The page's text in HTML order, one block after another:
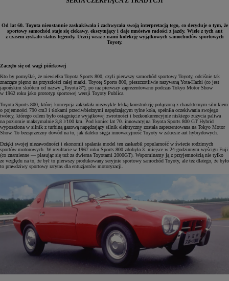
Od lat 60. Toyota nieustannie zaskakiwała i zachwycała swoją interpretacją tego, co decyduje o tym, że
sportowy samochód staje się ciekawy, ekscytujący i daje mnóstwo radości z jazdy. Wiele z tych aut
z czasem zyskało status legendy. Uczcij wraz z nami kolekcję wyjątkowych samochodów sportowych
Toyoty.
Zaczęło się od wagi piórkowej
Kto by pomyślał, że niewielka Toyota Sports 800, czyli pierwszy samochód sportowy Toyoty, odciśnie tak
znaczące piętno na przyszłości całej marki. Toyotę Sports 800, pieszczotliwie nazywaną Yota-Hachi (co jest
japońskim skrótem od nazwy „Toyota 8”), po raz pierwszy zaprezentowano podczas Tokyo Motor Show
w 1962 roku jako prototyp sportowej wersji Toyoty Publica.
Toyota Sports 800, której koncepcja zakładała niezwykle lekką konstrukcję połączoną z charakternym silnikiem
o pojemności 790 cm3 i tłokami przeciwbieżnymi napędzającym tylne koła, spełniła oczekiwania swojego
twórcy, którego celem było osiągnięcie wyjątkowej zwrotności i bezkonkurencyjnie niskiego zużycia paliwa
na poziomie maksymalnie 3,8 l/100 km. Pod koniec lat 70. innowacyjna Toyota Sports 800 GT Hybrid
wyposażona w silnik z turbiną gazową napędzający silnik elektryczny została zaprezentowana na Tokyo Motor
Show. To bezsprzeczny dowód na to, jak daleko sięga innowacyjność Toyoty w zakresie aut hybrydowych.
Dzięki swojej niezawodności i ekonomii spalania model ten zaskarbił popularność w świecie rodzimych
sportów motorowych. W rezultacie w 1967 roku Sports 800 zdobyła 3. miejsce w 24-godzinnym wyścigu Fuji
(co znamienne — plasując się tuż za dwiema Toyotami 2000GT). Wspominamy ją z przyjemnością nie tylko
ze względu na to, że był to pierwszy produkowany seryjnie sportowy samochód Toyoty, ale też dlatego, że było
to prawdziwy sportowy rarytas dla entuzjastów motoryzacji.